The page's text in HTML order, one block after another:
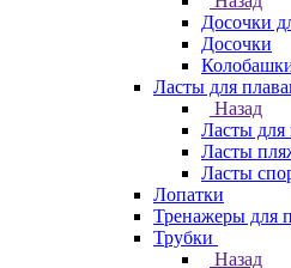
Досочки
Досочки
Ласты для
Назад
Ласты для
Ласты
Ласты
Лопатки
Тренажеры для
Трубки
Назад